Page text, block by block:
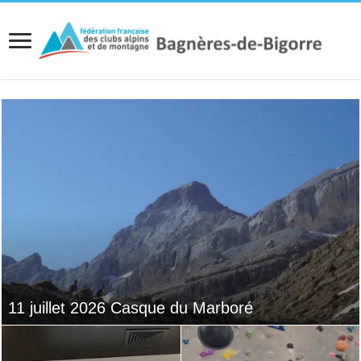
11 juillet 2026 Casque du Marboré
Réunion du Groupe Environnement